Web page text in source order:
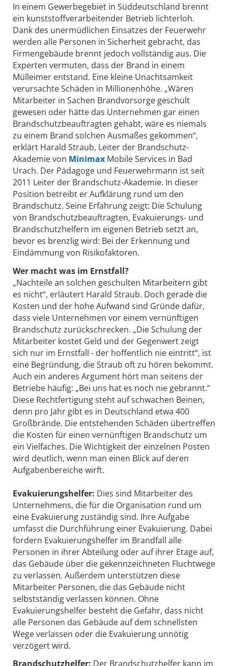
In einem Gewerbegebiet in Süddeutschland brennt
ein kunststoffverarbeitender Betrieb lichterloh.
Dank des unermüdlichen Einsatzes der Feuerwehr
werden alle Personen in Sicherheit gebracht, das
Firmengebäude brennt jedoch vollständig aus. Die
Experten vermuten, dass der Brand in einem
Mülleimer entstand. Eine kleine Unachtsamkeit
verursachte Schäden in Millionenhöhe. „Wären
Mitarbeiter in Sachen Brandvorsorge geschult
gewesen oder hätte das Unternehmen gar einen
Brandschutzbeauftragten gehabt, wäre es niemals
zu einem Brand solchen Ausmaßes gekommen“,
erklärt Harald Straub, Leiter der Brandschutz-
Akademie von Minimax Mobile Services in Bad
Urach. Der Pädagoge und Feuerwehrmann ist seit
2011 Leiter der Brandschutz-Akademie. In dieser
Position betreibt er Aufklärung rund um den
Brandschutz. Seine Erfahrung zeigt: Die Schulung
von Brandschutzbeauftragten, Evakuierungs- und
Brandschutzhelfern im eigenen Betrieb setzt an,
bevor es brenzlig wird: Bei der Erkennung und
Eindämmung von Risikofaktoren.
Wer macht was im Ernstfall?
„Nachteile an solchen geschulten Mitarbeitern gibt
es nicht“, erläutert Harald Straub. Doch gerade die
Kosten und der hohe Aufwand sind Gründe dafür,
dass viele Unternehmen vor einem vernünftigen
Brandschutz zurückschrecken. „Die Schulung der
Mitarbeiter kostet Geld und der Gegenwert zeigt
sich nur im Ernstfall - der hoffentlich nie eintritt“, ist
eine Begründung, die Straub oft zu hören bekommt.
Auch ein anderes Argument hört man seitens der
Betriebe häufig: „Bei uns hat es noch nie gebrannt.“
Diese Rechtfertigung steht auf schwachen Beinen,
denn pro Jahr gibt es in Deutschland etwa 400
Großbrände. Die entstehenden Schäden übertreffen
die Kosten für einen vernünftigen Brandschutz um
ein Vielfaches. Die Wichtigkeit der einzelnen Posten
wird deutlich, wenn man einen Blick auf deren
Aufgabenbereiche wirft.
Evakuierungshelfer: Dies sind Mitarbeiter des
Unternehmens, die für die Organisation rund um
eine Evakuierung zuständig sind. Ihre Aufgabe
umfasst die Durchführung einer Evakuierung. Dabei
fordern Evakuierungshelfer im Brandfall alle
Personen in ihrer Abteilung oder auf ihrer Etage auf,
das Gebäude über die gekennzeichneten Fluchtwege
zu verlassen. Außerdem unterstützen diese
Mitarbeiter Personen, die das Gebäude nicht
selbstständig verlassen können. Ohne
Evakuierungshelfer besteht die Gefahr, dass nicht
alle Personen das Gebäude auf dem schnellsten
Wege verlassen oder die Evakuierung unnötig
verzögert wird.
Brandschutzhelfer: Der Brandschutzhelfer kann im